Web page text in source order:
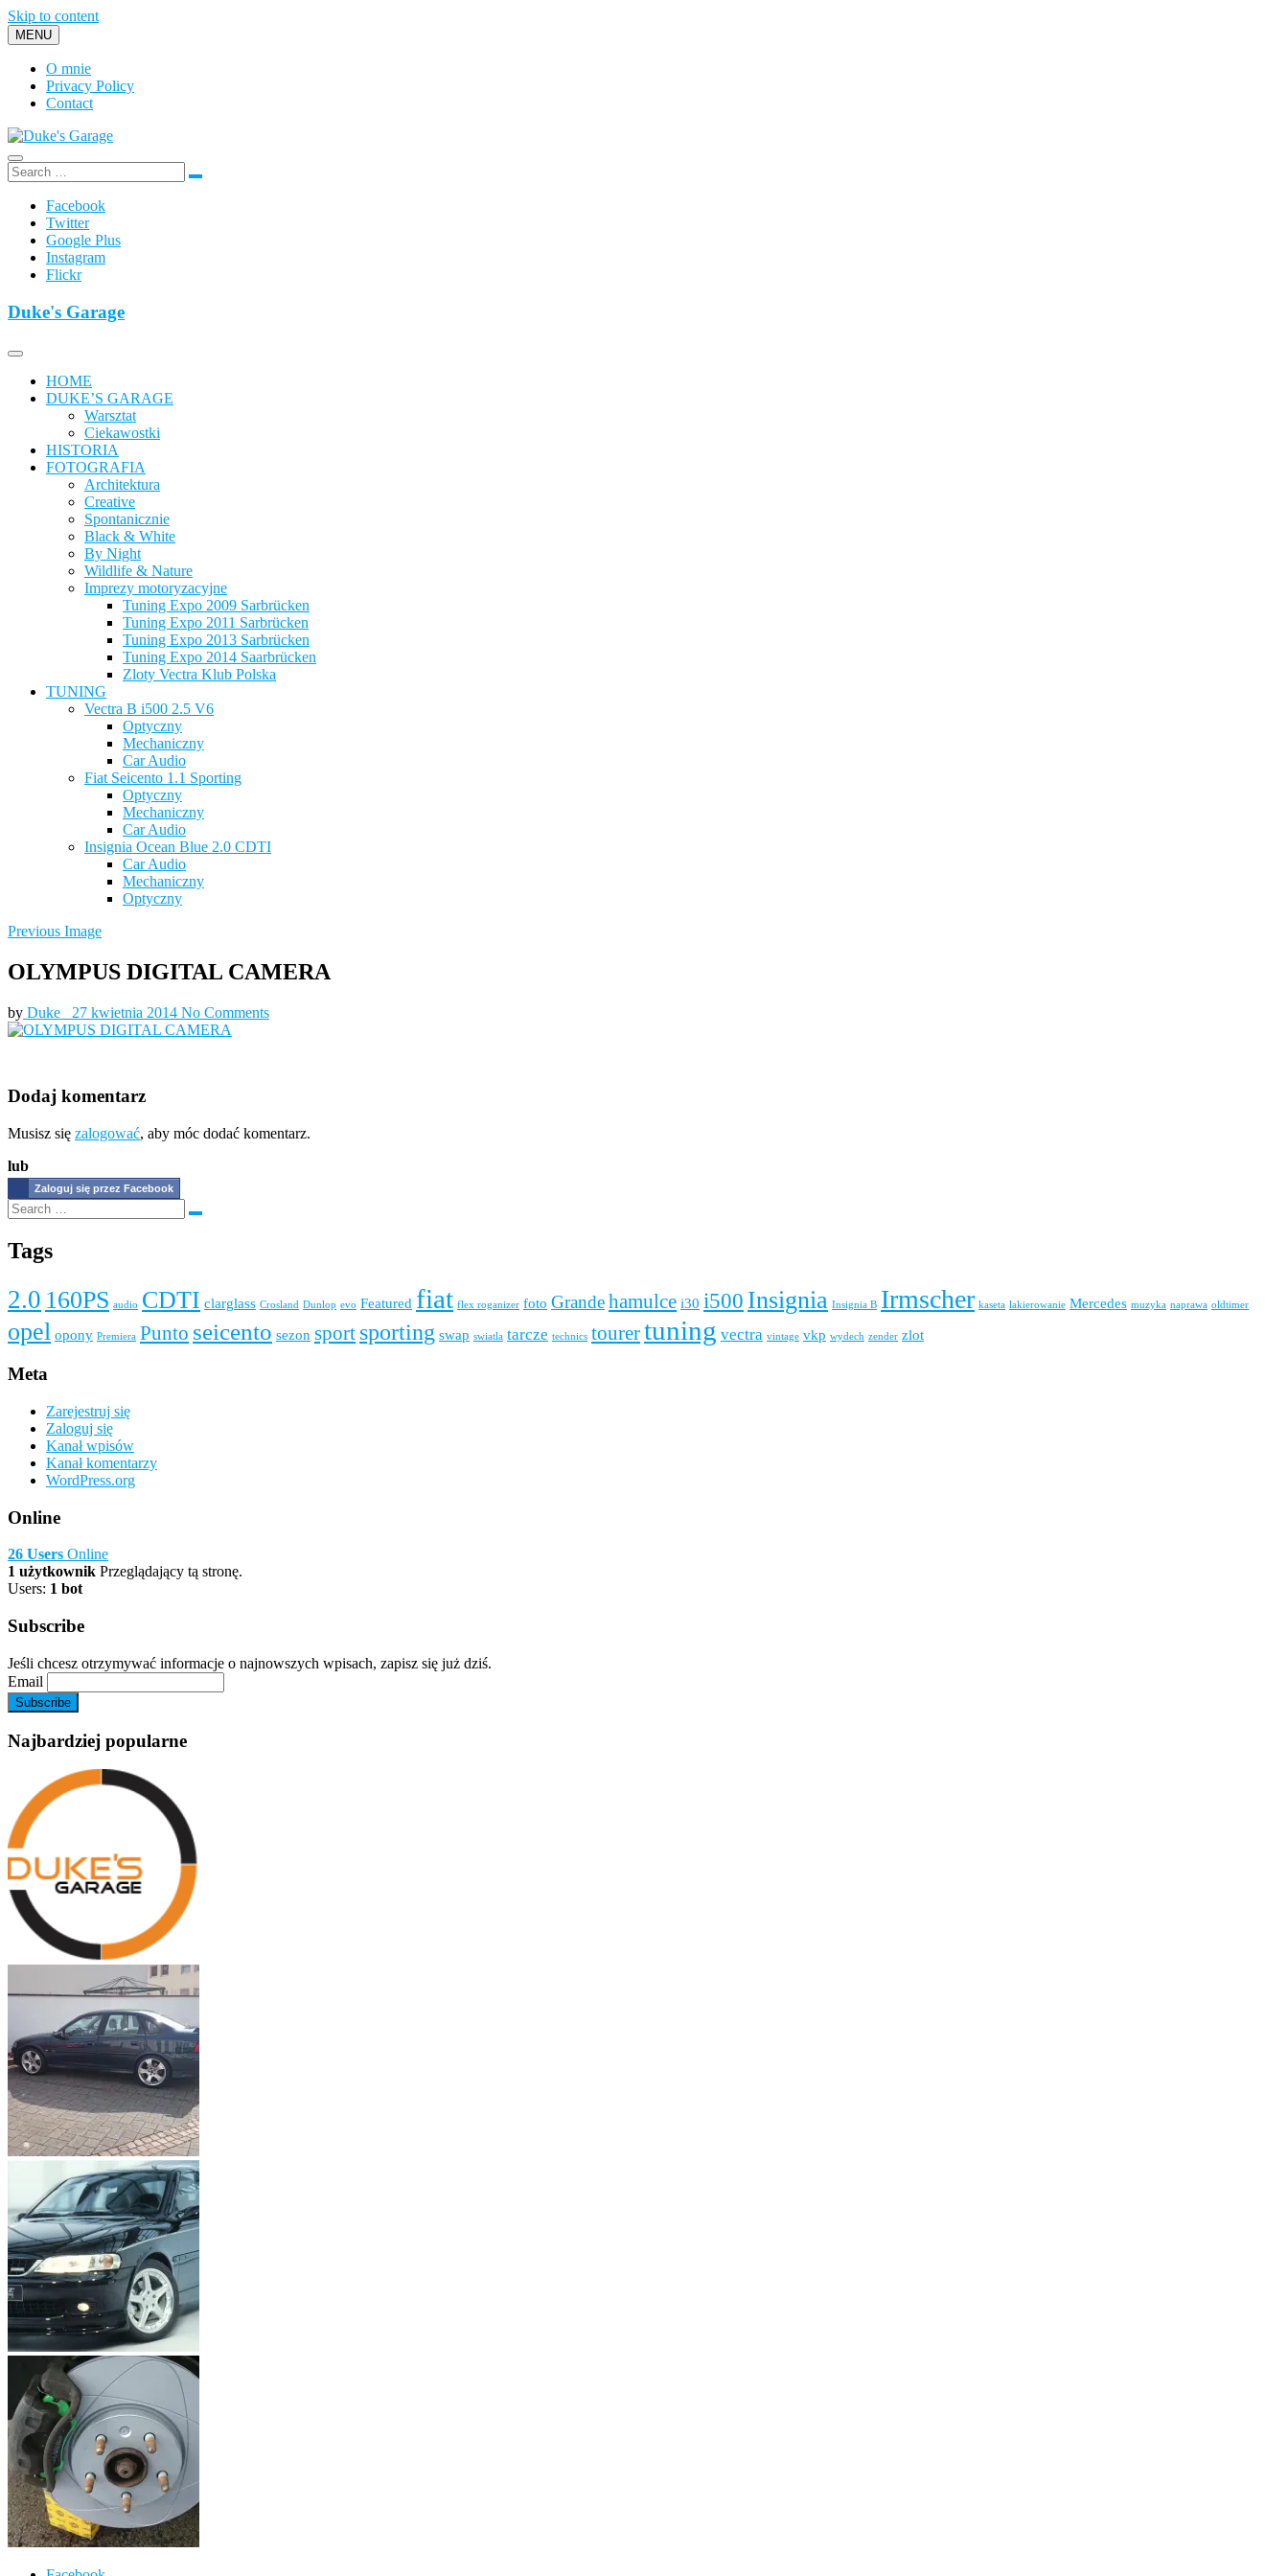
Skip to content
MENU
O mnie
Privacy Policy
Contact
Duke's Garage
Facebook
Twitter
Google Plus
Instagram
Flickr
Duke's Garage
HOME
DUKE’S GARAGE
Warsztat
Ciekawostki
HISTORIA
FOTOGRAFIA
Architektura
Creative
Spontanicznie
Black & White
By Night
Wildlife & Nature
Imprezy motoryzacyjne
Tuning Expo 2009 Sarbrücken
Tuning Expo 2011 Sarbrücken
Tuning Expo 2013 Sarbrücken
Tuning Expo 2014 Saarbrücken
Zloty Vectra Klub Polska
TUNING
Vectra B i500 2.5 V6
Optyczny
Mechaniczny
Car Audio
Fiat Seicento 1.1 Sporting
Optyczny
Mechaniczny
Car Audio
Insignia Ocean Blue 2.0 CDTI
Car Audio
Mechaniczny
Optyczny
Previous Image
OLYMPUS DIGITAL CAMERA
by Duke_ 27 kwietnia 2014 No Comments
Dodaj komentarz
Musisz się zalogować, aby móc dodać komentarz.
lub
Zaloguj się przez Facebook
Tags
2.0 160PS audio CDTI clarglass Crosland Dunlop evo Featured fiat flex roganizer foto Grandehamulce i30 i500 Insignia Insignia B Irmscher kaseta lakierowanie Mercedes muzyka naprawa oldtimer
opel opony Premiera Punto seicento sezon sport sporting swap swiatla tarcze technics tourertuning vectra vintage vkp wydech zender zlot
Meta
Zarejestruj się
Zaloguj się
Kanał wpisów
Kanał komentarzy
WordPress.org
Online
26 Users Online
1 użytkownik Przeglądający tą stronę.
Users: 1 bot
Subscribe
Jeśli chcesz otrzymywać informacje o najnowszych wpisach, zapisz się już dziś.
Email
Najbardziej popularne